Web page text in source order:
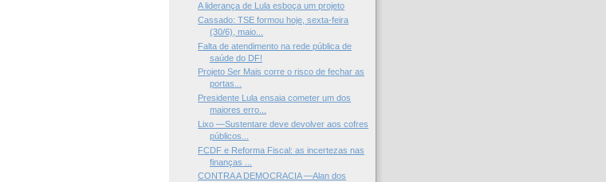
A liderança de Lula esboça um projeto
Cassado: TSE formou hoje, sexta-feira
(30/6), maio...
Falta de atendimento na rede pública de
saúde do DF!
Projeto Ser Mais corre o risco de fechar as
portas...
Presidente Lula ensaia cometer um dos
maiores erro...
Lixo —Sustentare deve devolver aos cofres
públicos...
FCDF e Reforma Fiscal: as incertezas nas
finanças ...
CONTRA A DEMOCRACIA —Alan dos